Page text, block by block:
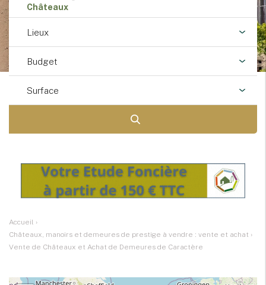
Châteaux
Lieux
Budget
Surface
Accueil ›
Châteaux, manoirs et demeures de prestige à vendre : vente et achat ›
Vente de Châteaux et Achat de Demeures de Caractère